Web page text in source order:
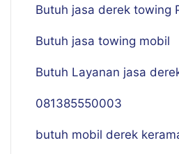
Butuh jasa derek towing
Butuh jasa towing mobil
Butuh Layanan jasa
081385550003
butuh mobil derek